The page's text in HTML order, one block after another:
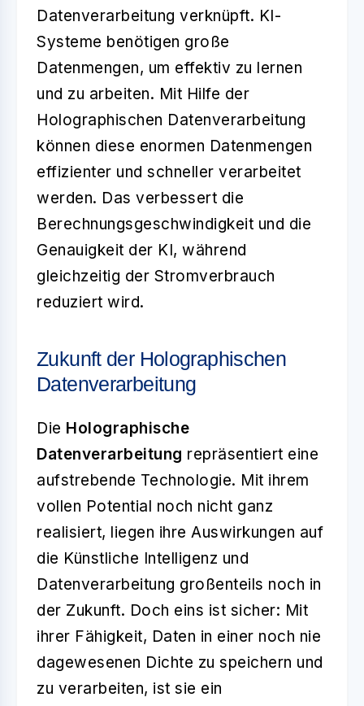
Datenverarbeitung verknüpft. KI-
Systeme benötigen große
Datenmengen, um effektiv zu lernen
und zu arbeiten. Mit Hilfe der
Holographischen Datenverarbeitung
können diese enormen Datenmengen
effizienter und schneller verarbeitet
werden. Das verbessert die
Berechnungsgeschwindigkeit und die
Genauigkeit der KI, während
gleichzeitig der Stromverbrauch
reduziert wird.
Zukunft der Holographischen
Datenverarbeitung
Die Holographische
Datenverarbeitung repräsentiert eine
aufstrebende Technologie. Mit ihrem
vollen Potential noch nicht ganz
realisiert, liegen ihre Auswirkungen auf
die Künstliche Intelligenz und
Datenverarbeitung großenteils noch in
der Zukunft. Doch eins ist sicher: Mit
ihrer Fähigkeit, Daten in einer noch nie
dagewesenen Dichte zu speichern und
zu verarbeiten, ist sie ein